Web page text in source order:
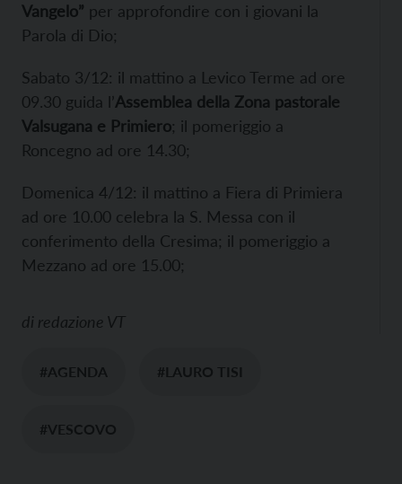
Vangelo” per approfondire con i giovani la
Parola di Dio;
Sabato 3/12: il mattino a Levico Terme ad ore
09.30 guida l’Assemblea della Zona pastorale
Valsugana e Primiero; il pomeriggio a
Roncegno ad ore 14.30;
Domenica 4/12: il mattino a Fiera di Primiera
ad ore 10.00 celebra la S. Messa con il
conferimento della Cresima; il pomeriggio a
Mezzano ad ore 15.00;
di redazione VT
#AGENDA #LAURO TISI
#VESCOVO